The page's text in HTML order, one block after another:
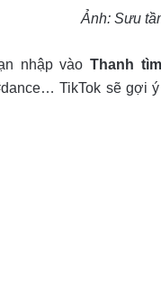
Ảnh: Sưu
nhập vào Thanh
TikTok sẽ